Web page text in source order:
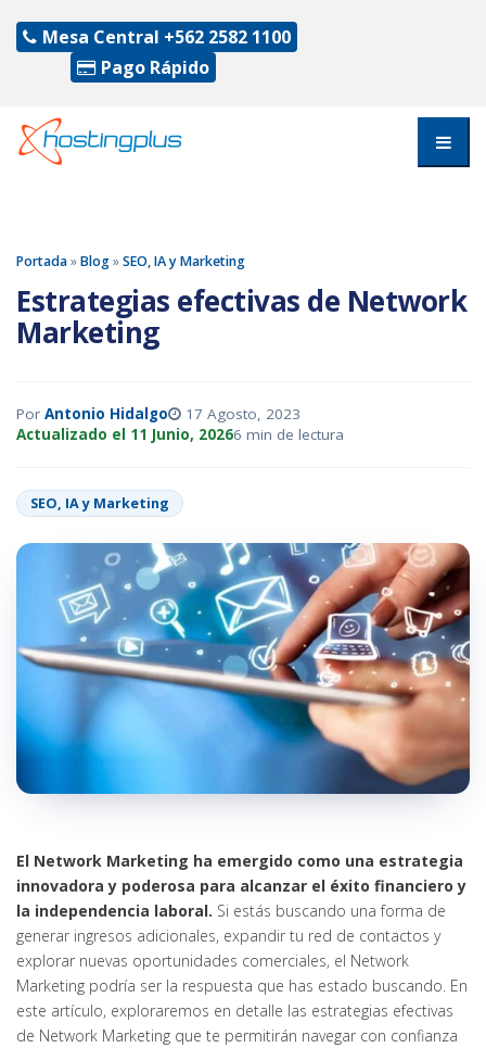
Mesa Central +562 2582 1100
Pago Rápido
Portada»Blog»SEO, IA y Marketing
Estrategias efectivas de Network
Marketing
Por Antonio Hidalgo
17 Agosto, 2023
Actualizado el 11 Junio, 20266 min de lectura
SEO, IA y Marketing
El Network Marketing ha emergido como una estrategia
innovadora y poderosa para alcanzar el éxito financiero y
la independencia laboral. Si estás buscando una forma de
generar ingresos adicionales, expandir tu red de contactos y
explorar nuevas oportunidades comerciales, el Network
Marketing podría ser la respuesta que has estado buscando. En
este artículo, exploraremos en detalle las estrategias efectivas
de Network Marketing que te permitirán navegar con confianza